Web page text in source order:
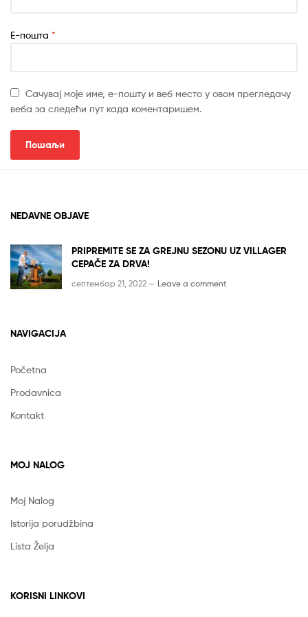
Е-пошта *
Сачувај моје име, е-пошту и веб место у овом прегледачу
веба за следећи пут када коментаришем.
NEDAVNE OBJAVE
PRIPREMITE SE ZA GREJNU SEZONU UZ VILLAGER
CEPAČE ZA DRVA!
септембар 21, 2022 — Leave a comment
NAVIGACIJA
Početna
Prodavnica
Kontakt
MOJ NALOG
Moj Nalog
Istorija porudžbina
Lista Želja
KORISNI LINKOVI